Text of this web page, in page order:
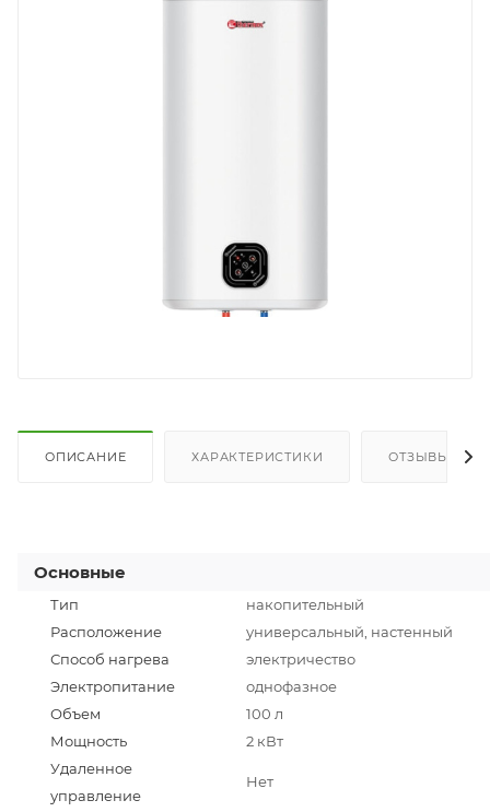
ОПИСАНИЕ ХАРАКТЕРИСТИКИ ОТЗЫВЫ
Основные
Тип
накопительный
Расположение
универсальный, настенный
Способ нагрева
электричество
Электропитание
однофазное
Объем
100 л
Мощность
2 кВт
Удаленное
управление
Нет